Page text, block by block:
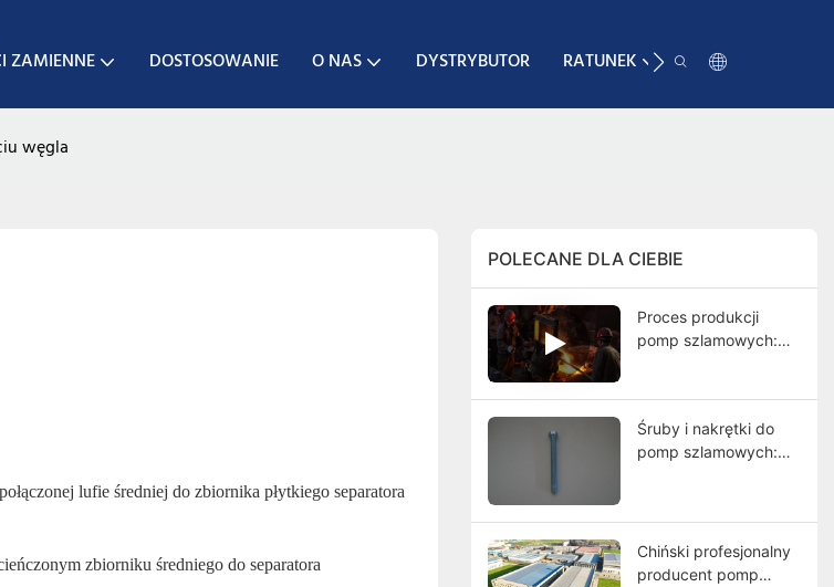
ZAMIENNE DOSTOSOWANIE O NAS DYSTRYBUTOR RATUNEK KONTAKT
węgla
lufie średniej do zbiornika płytkiego separatora
zbiorniku średniego do separatora
POLECANE DLA CIEBIE
Proces produkcji
pomp szlamowych:
końcowych testów
Śruby i nakrętki do
pomp szlamowych:
przewodnik po
konserwacji
Chiński profesjonalny
producent pomp